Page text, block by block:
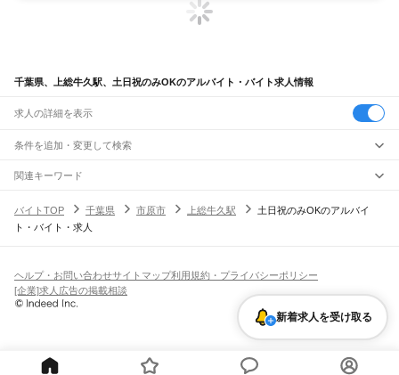
千葉県、上総牛久駅、土日祝のみOKのアルバイト・バイト求人情報
求人の詳細を表示
条件を追加・変更して検索
市区町村を追加・変更
千葉県すべて
千葉市 すべて
旭市習志野市柏市勝浦市市原市流山市八千代市我孫子市鴨川市鎌ケ谷市
君津市富津市浦安市 印西市白井市富里市南房総市
匝瑳市香取市 印旛郡 香取郡山武郡 長生郡夷隅郡
駅を追加・変更
JR中央・総武線
市川駅本八幡駅下総中山駅 津田沼駅
幕張駅
新検見川駅
南酒々井駅
日向駅 横芝駅飯倉駅 干潟駅
職種を追加・変更
飲食・フードサービスすべて
ホールスタッフキッチンスタッフ
パン屋（ベーカリー）
バー（BAR）・バーテンダー
飲食店（店長・マネージャー）
営業テレフォンアポインター（テレアポ） ルートセールス
人気
日払いOK高校生歓迎 髪型・髪色自由
留学生・外国人活躍中
シフト
雇用形態を追加・変更
派遣社員
関連キーワード
バイトTOP
千葉県 市原市 上総牛久駅
土日祝のみOKのアルバイ
ト・バイト・求人
新着求人を受け取る
ヘルプ・お問い合わせサイトマップ利用規約・プライバシーポリシー
[企業]求人広告の掲載相談